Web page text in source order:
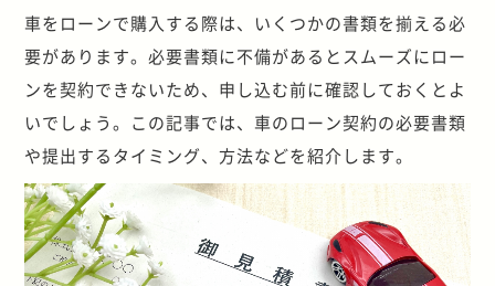
車をローンで購入する際は、いくつかの書類を揃える必
要があります。必要書類に不備があるとスムーズにロー
ンを契約できないため、申し込む前に確認しておくとよ
いでしょう。この記事では、車のローン契約の必要書類
や提出するタイミング、方法などを紹介します。